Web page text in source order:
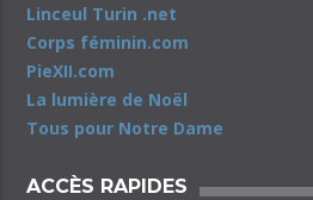
Linceul Turin .net
Corps féminin.com
PieXII.com
La lumière de Noël
Tous pour Notre Dame
ACCÈS RAPIDES